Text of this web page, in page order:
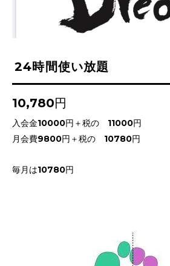
24時間使い放題
10,780円
入会金10000円＋税の 11000円
月会費9800円＋税の 10780円
毎月は10780円